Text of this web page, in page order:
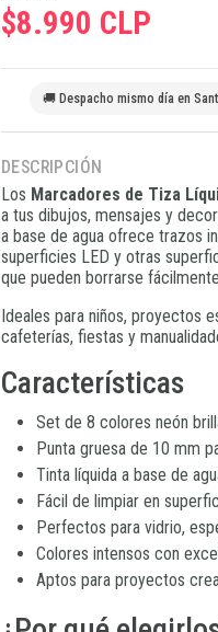
$8.990 CLP
🚚 Despacho mismo día en
DESCRIPCIÓN
Los Marcadores de Tiza
a tus dibujos, mensajes y
a base de agua ofrece trazos
superficies LED y otras
que pueden borrarse
Ideales para niños, proyectos
cafeterías, fiestas y
Características
Set de 8 colores neón
Punta gruesa de 10 mm
Tinta líquida a base de
Fácil de limpiar en
Perfectos para vidrio,
Colores intensos con
Aptos para proyectos